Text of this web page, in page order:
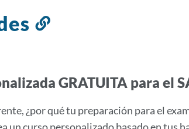
Enlace
sección
GRATUITA para el
¿por qué tu preparación para el